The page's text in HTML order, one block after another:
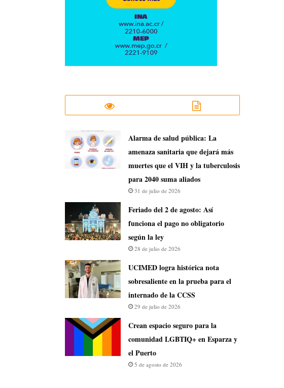
​Alarma de salud pública: La
amenaza sanitaria que dejará más
muertes que el VIH y la tuberculosis
para 2040 suma aliados
31 de julio de 2026
Feriado del 2 de agosto: Así
funciona el pago no obligatorio
según la ley
28 de julio de 2026
UCIMED logra histórica nota
sobresaliente en la prueba para el
internado de la CCSS
29 de julio de 2026
Crean espacio seguro para la
comunidad LGBTIQ+ en Esparza y
el Puerto
5 de agosto de 2026